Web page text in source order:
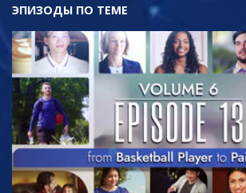
ЭПИЗОДЫ ПО ТЕМЕ